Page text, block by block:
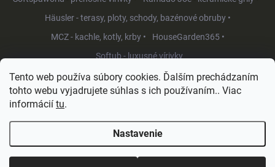
Tento web používa súbory cookies. Ďalším prechádzaním
tohto webu vyjadrujete súhlas s ich používaním.. Viac
informácií tu.
Nastavenie
Häusler - terasy, ploty, schody, bazénové obruby •
MCZ - kachle, kotly, krby •
HouseGarden365 •
Softub - luxusné vírivky
Copyright 2026HouseGarden.sk. Všetky práva vyhradené.Upraviť